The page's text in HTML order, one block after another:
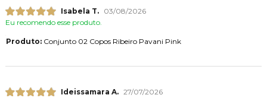
Isabela T.
03/08/2026
Eu recomendo esse produto.
Produto:Conjunto 02 Copos Ribeiro Pavani Pink
Ideissamara A. 27/07/2026